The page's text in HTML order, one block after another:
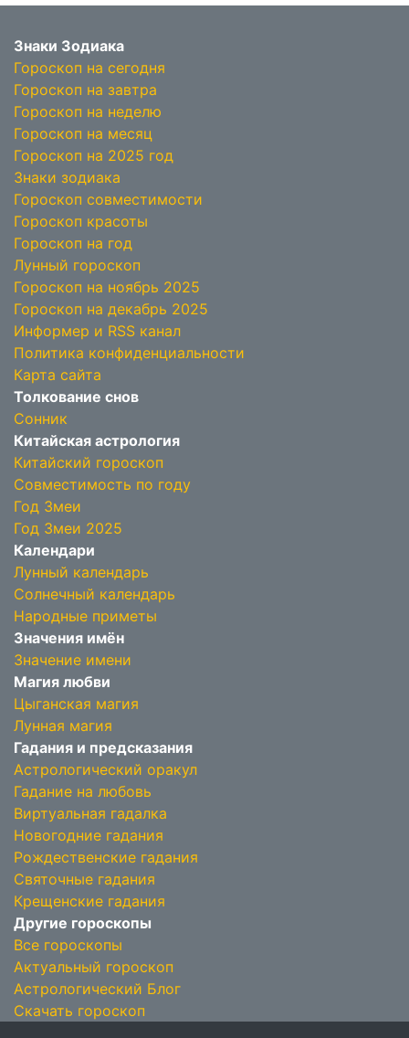
Знаки Зодиака
Гороскоп на сегодня
Гороскоп на завтра
Гороскоп на неделю
Гороскоп на месяц
Гороскоп на 2025 год
Знаки зодиака
Гороскоп совместимости
Гороскоп красоты
Гороскоп на год
Лунный гороскоп
Гороскоп на ноябрь 2025
Гороскоп на декабрь 2025
Информер и RSS канал
Политика конфиденциальности
Карта сайта
Толкование снов
Сонник
Китайская астрология
Китайский гороскоп
Совместимость по году
Год Змеи
Год Змеи 2025
Календари
Лунный календарь
Солнечный календарь
Народные приметы
Значения имён
Значение имени
Магия любви
Цыганская магия
Лунная магия
Гадания и предсказания
Астрологический оракул
Гадание на любовь
Виртуальная гадалка
Новогодние гадания
Рождественские гадания
Святочные гадания
Крещенские гадания
Другие гороскопы
Все гороскопы
Актуальный гороскоп
Астрологический Блог
Скачать гороскоп